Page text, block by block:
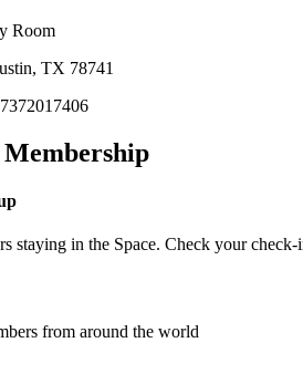
Room
TX 78741
staying in the Space. Check your
from around the world